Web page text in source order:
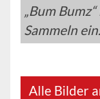
„Bum
Sammeln
Alle Bilder